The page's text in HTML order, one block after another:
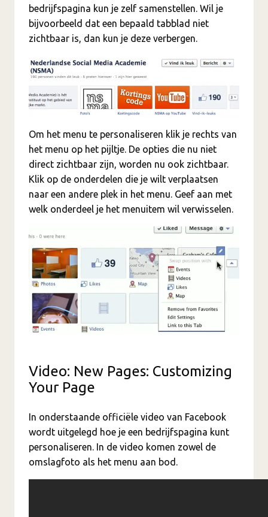
bedrijfspagina kun je zelf samenstellen. Wil je
bijvoorbeeld dat een bepaald tabblad niet
zichtbaar is, dan kun je deze verbergen.
Om het menu te personaliseren klik je rechts van
het menu op het pijltje. De opties die nu niet
direct zichtbaar zijn, worden nu ook zichtbaar.
Klik op de onderdelen die je wilt verplaatsen
naar een andere plek in het menu. Geef aan met
welk onderdeel je het menuitem wil verwisselen.
Video: New Pages: Customizing
Your Page
In onderstaande officiële video van Facebook
wordt uitgelegd hoe je een bedrijfspagina kunt
personaliseren. In de video komen zowel de
omslagfoto als het menu aan bod.